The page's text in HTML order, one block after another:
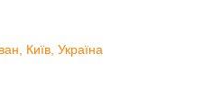
Київ, Україна